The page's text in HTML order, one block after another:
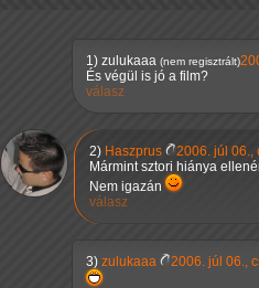
1) zulukaaa (nem regisztrált)
És végül is jó a film?
válasz
2) Haszprus
2006. júl 06.,
Mármint sztori hiánya
Nem igazán
válasz
3) zulukaaa 2006. júl 06.,